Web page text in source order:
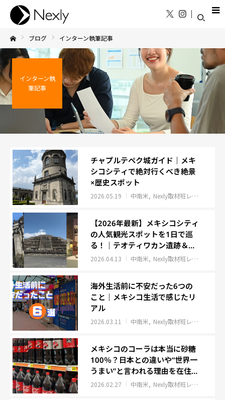
ブログ インターン執筆記事
インターン執
筆記事
チャプルテペク城ガイド｜メキ
シコシティで絶対行くべき絶景
×歴史スポット
2026.05.19 中南米 Nexly取材班レポート
【2026年最新】メキシコシティ
の人気観光スポットを1日で巡
る！｜テオティワカン遺跡＆歴
史地区ツアー
2026.04.13 中南米 Nexly取材班レポート
海外生活前に不安だった6つの
こと｜メキシコ生活で感じたリ
アル
2026.03.11 中南米 Nexly取材班レポート
メキシコのコーラは本当に砂糖
100％？日本との違いや“世界一
うまい”と言われる理由を在住者
が検証
2026.02.27 中南米 Nexly取材班レポート